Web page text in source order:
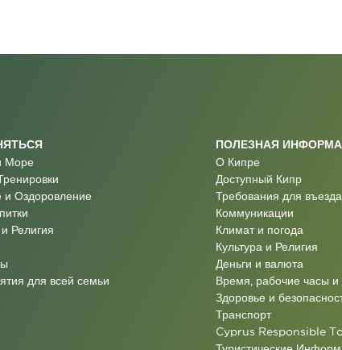
Море
и Оздоровление
Религия
для всей семьи
ПОЛЕЗНАЯ
О Кипре
Доступный Кипр
Требования для въезда
Коммуникации
Климат и погода
Культура и Религия
Деньги и валюта
Время, рабочие часы и
Здоровье и
Транспорт
Cyprus Responsible